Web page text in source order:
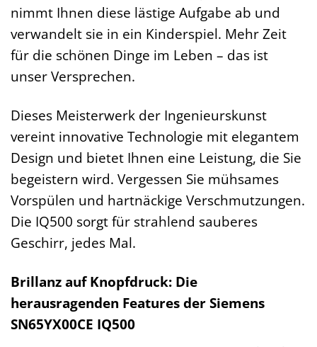
nimmt Ihnen diese lästige Aufgabe ab und
verwandelt sie in ein Kinderspiel. Mehr Zeit
für die schönen Dinge im Leben – das ist
unser Versprechen.
Dieses Meisterwerk der Ingenieurskunst
vereint innovative Technologie mit elegantem
Design und bietet Ihnen eine Leistung, die Sie
begeistern wird. Vergessen Sie mühsames
Vorspülen und hartnäckige Verschmutzungen.
Die IQ500 sorgt für strahlend sauberes
Geschirr, jedes Mal.
Brillanz auf Knopfdruck: Die
herausragenden Features der Siemens
SN65YX00CE IQ500